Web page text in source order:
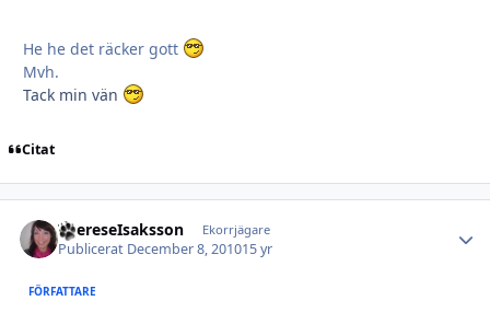
He he det räcker gott
Mvh.
Tack min vän
Citat
ThereseIsaksson Ekorrjägare
Publicerat December 8, 201015 yr
FÖRFATTARE